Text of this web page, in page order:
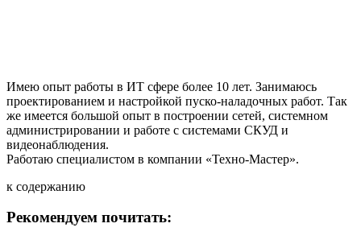
Имею опыт работы в ИТ сфере более 10 лет. Занимаюсь
проектированием и настройкой пуско-наладочных работ. Так
же имеется большой опыт в построении сетей, системном
администрировании и работе с системами СКУД и
видеонаблюдения.
Работаю специалистом в компании «Техно-Мастер».
к содержанию
Рекомендуем почитать: